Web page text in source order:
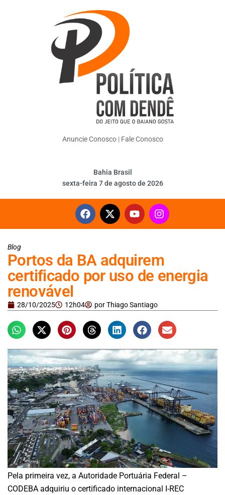
Anuncie Conosco| Fale Conosco
Bahia Brasil
sexta-feira 7 de agosto de 2026
Blog
Portos da BA adquirem
certificado por uso de energia
renovável
28/10/2025 12h04 porThiago Santiago
Pela primeira vez, a Autoridade Portuária Federal –
CODEBA adquiriu o certificado internacional I-REC